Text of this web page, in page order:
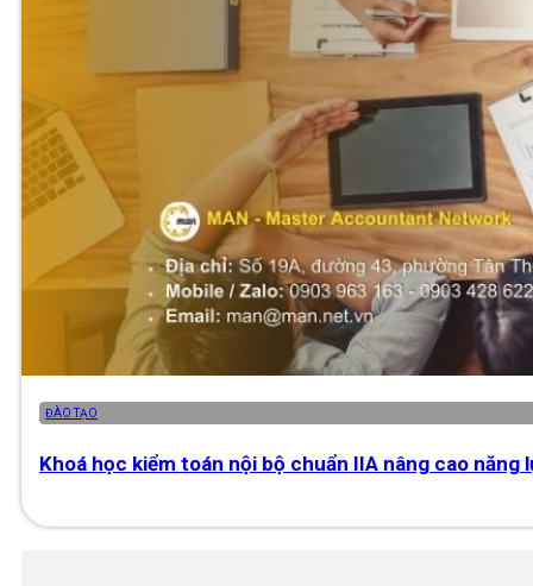
ĐÀO TẠO
Khoá học kiểm toán nội bộ chuẩn IIA nâng cao năng